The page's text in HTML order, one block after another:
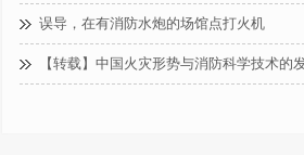
误导，在有消防水炮的场馆点打火机
【转载】中国火灾形势与消防科学技术的